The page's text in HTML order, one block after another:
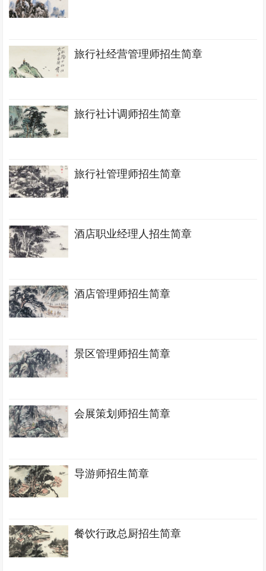
旅行社经营管理师招生简章
旅行社计调师招生简章
旅行社管理师招生简章
酒店职业经理人招生简章
酒店管理师招生简章
景区管理师招生简章
会展策划师招生简章
导游师招生简章
餐饮行政总厨招生简章